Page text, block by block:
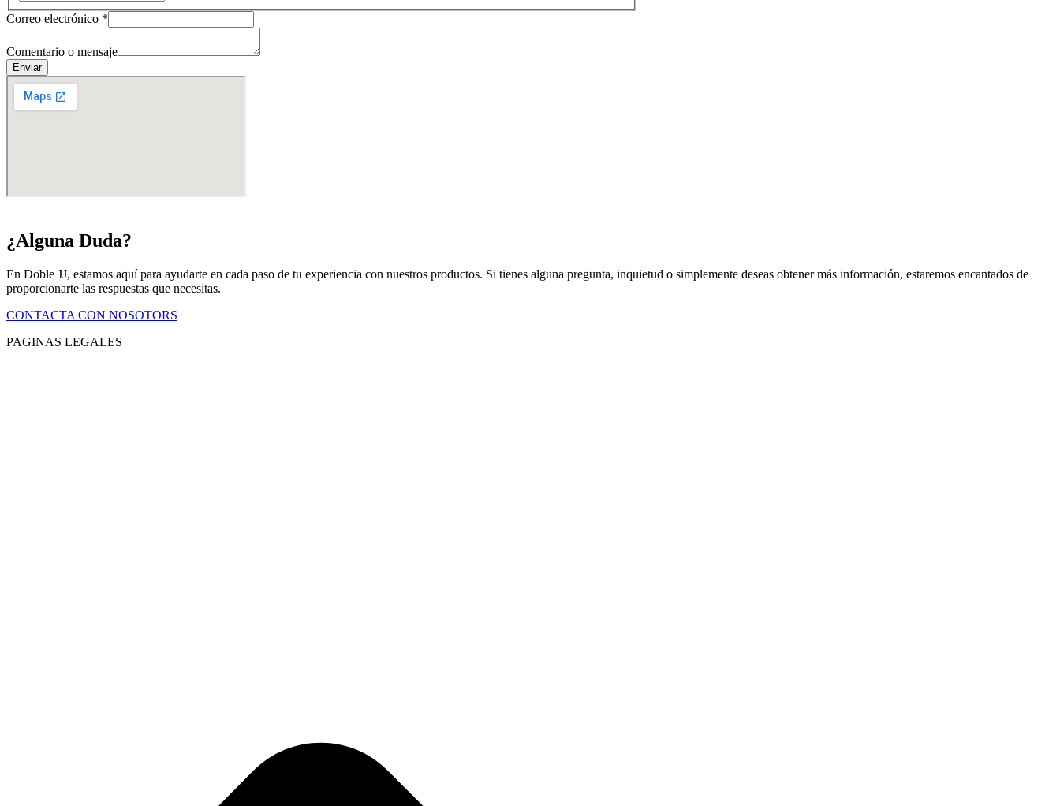
Correo electrónico *
Comentario o mensaje
Enviar
¿Alguna Duda?
En Doble JJ, estamos aquí para ayudarte en cada paso de tu experiencia con nuestros productos. Si tienes alguna pregunta, inquietud o simplemente deseas obtener más información, estaremos encantados de
proporcionarte las respuestas que necesitas.
CONTACTA CON NOSOTORS
PAGINAS LEGALES